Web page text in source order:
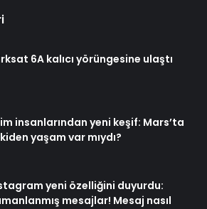
6A kalıcı yörüngesine ulaştı
insanlarından yeni keşif: Mars’ta
yaşam var mıydı?
yeni özelliğini duyurdu:
mesajlar! Mesaj nasıl